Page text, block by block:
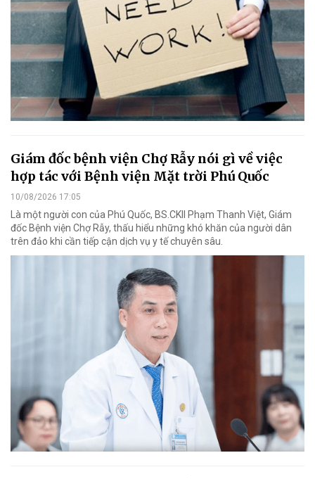
Giám đốc bệnh viện Chợ Rẫy nói gì về việc
hợp tác với Bệnh viện Mặt trời Phú Quốc
10/08/2026 17:05
Là một người con của Phú Quốc, BS.CKII Phạm Thanh Việt, Giám
đốc Bệnh viện Chợ Rẫy, thấu hiểu những khó khăn của người dân
trên đảo khi cần tiếp cận dịch vụ y tế chuyên sâu.